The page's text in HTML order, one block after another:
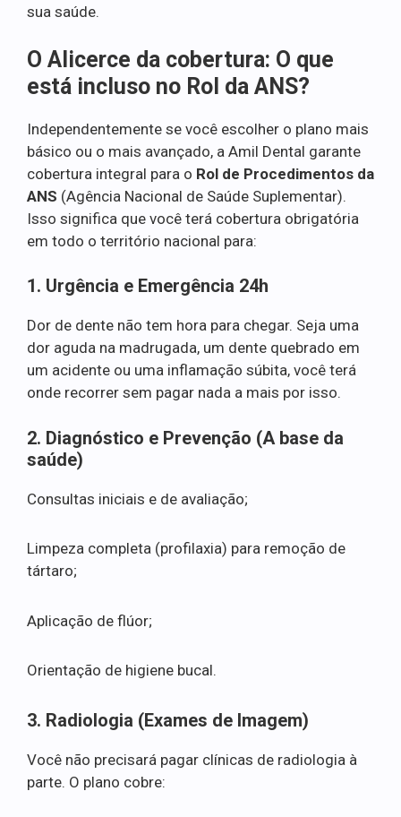
sua saúde.
O Alicerce da cobertura: O que
está incluso no Rol da ANS?
Independentemente se você escolher o plano mais
básico ou o mais avançado, a Amil Dental garante
cobertura integral para o Rol de Procedimentos da
ANS (Agência Nacional de Saúde Suplementar).
Isso significa que você terá cobertura obrigatória
em todo o território nacional para:
1. Urgência e Emergência 24h
Dor de dente não tem hora para chegar. Seja uma
dor aguda na madrugada, um dente quebrado em
um acidente ou uma inflamação súbita, você terá
onde recorrer sem pagar nada a mais por isso.
2. Diagnóstico e Prevenção (A base da
saúde)
Consultas iniciais e de avaliação;
Limpeza completa (profilaxia) para remoção de
tártaro;
Aplicação de flúor;
Orientação de higiene bucal.
3. Radiologia (Exames de Imagem)
Você não precisará pagar clínicas de radiologia à
parte. O plano cobre: